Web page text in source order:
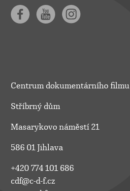
Centrum dokumentárního filmu
Stříbrný dům
Masarykovo náměstí 21
586 01 Jihlava
+420 774 101 686
cdf@c-d-f.cz